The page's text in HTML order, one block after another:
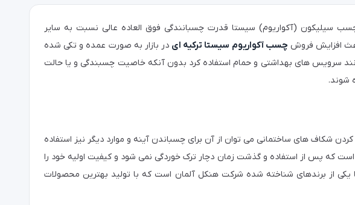
سیلیکون (آکواریوم) سیستا قدرت چسبانندگی فوق العاده عالی نسبت به سایر
افزایش فروش چسب آکواریوم سیستا ترکیه ای در بازار به صورت عمده و تکی شده
سرویس های بهداشتی و حمام استفاده کرد بدون آنکه خاصیت چسبندگی و یا حالت
شوند.
شکاف های ساختمانی می توان از آن برای چسباندن آینه و موارد دیگر نیز استفاده
است که پس از استفاده و گذشت زمان دچار ترک خوردگی نمی شود و کیفیت اولیه خود را
از برندهای شناخته شده شرکت هنکل آلمان است که با تولید بهترین محصولات